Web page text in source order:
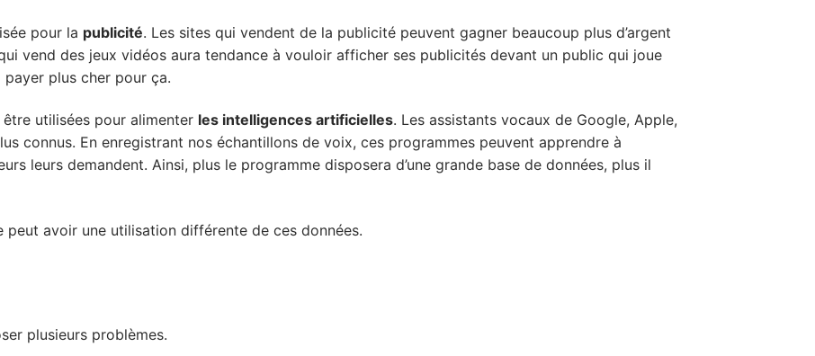
pour la publicité. Les sites qui vendent de la publicité peuvent gagner beaucoup plus d’argent
vend des jeux vidéos aura tendance à vouloir afficher ses publicités devant un public qui joue
plus cher pour ça.
utilisées pour alimenter les intelligences artificielles. Les assistants vocaux de Google, Apple,
connus. En enregistrant nos échantillons de voix, ces programmes peuvent apprendre à
leurs demandent. Ainsi, plus le programme disposera d’une grande base de données, plus il
peut avoir une utilisation différente de ces données.
plusieurs problèmes.